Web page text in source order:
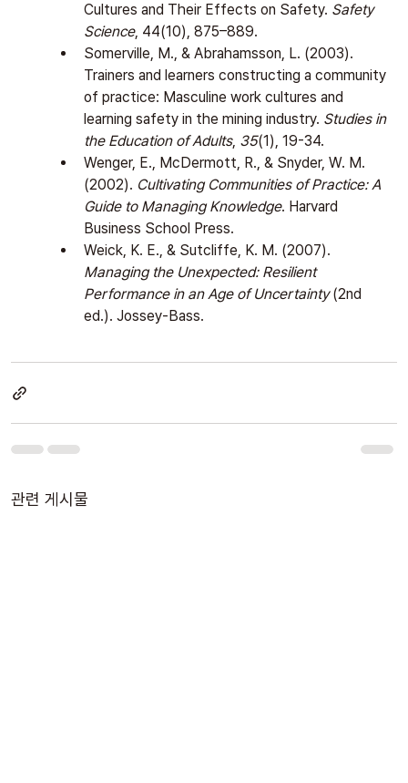
Cultures and Their Effects on Safety. Safety
Science, 44(10), 875–889.
Somerville, M., & Abrahamsson, L. (2003).
Trainers and learners constructing a community
of practice: Masculine work cultures and
learning safety in the mining industry. Studies in
the Education of Adults, 35(1), 19-34.
Wenger, E., McDermott, R., & Snyder, W. M.
(2002). Cultivating Communities of Practice: A
Guide to Managing Knowledge. Harvard
Business School Press.
Weick, K. E., & Sutcliffe, K. M. (2007).
Managing the Unexpected: Resilient
Performance in an Age of Uncertainty (2nd
ed.). Jossey-Bass.
관련 게시물